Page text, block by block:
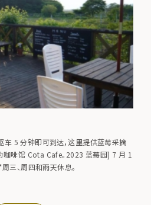
车 5 分钟即可到达，这里提供蓝莓采摘
咖啡馆 Cota Cafe。2023 蓝莓园] 7 月 1
三、周四和雨天休息。